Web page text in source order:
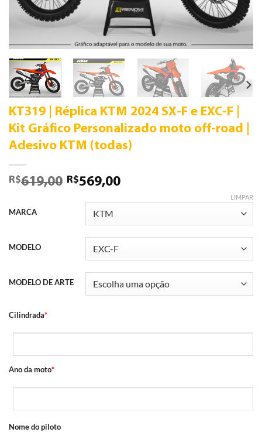
KT319 | Réplica KTM 2024 SX-F e EXC-F |
Kit Gráfico Personalizado moto off-road |
Adesivo KTM (todas)
R$619,00 R$569,00
MARCA
MODELO
MODELO DE ARTE
LIMPAR
Cilindrada*
Ano da moto*
Nome do piloto